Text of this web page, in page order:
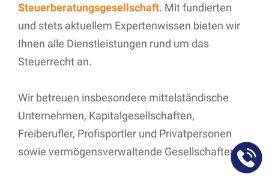
Steuerberatungsgesellschaft. Mit fundierten
und stets aktuellem Expertenwissen bieten wir
Ihnen alle Dienstleistungen rund um das
Steuerrecht an.
Wir betreuen insbesondere mittelständische
Unternehmen, Kapitalgesellschaften,
Freiberufler, Profisportler und Privatpersonen
sowie vermögensverwaltende Gesellschaften.